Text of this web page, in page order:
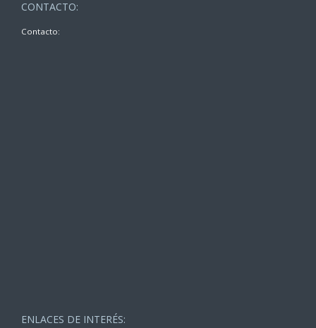
CONTACTO:
Contacto:
ENLACES DE INTERÉS: